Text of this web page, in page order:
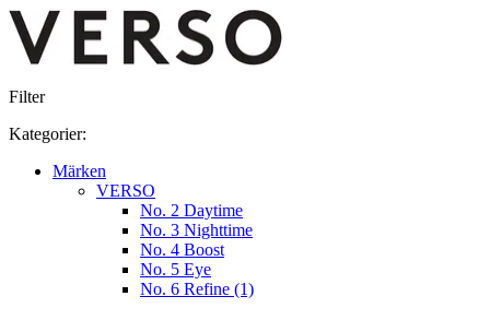
Filter
Kategorier:
Märken
VERSO
No. 2 Daytime
No. 3 Nighttime
No. 4 Boost
No. 5 Eye
No. 6 Refine (1)